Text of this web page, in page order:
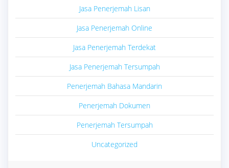
Jasa Penerjemah Lisan
Jasa Penerjemah Online
Jasa Penerjemah Terdekat
Jasa Penerjemah Tersumpah
Penerjemah Bahasa Mandarin
Penerjemah Dokumen
Penerjemah Tersumpah
Uncategorized